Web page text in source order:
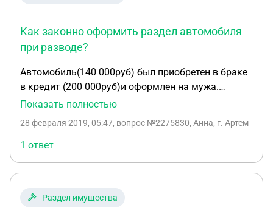
Как законно оформить раздел автомобиля
при разводе?
Автомобиль(140 000руб) был приобретен в браке
в кредит (200 000руб)и оформлен на мужа.
Кредит на 5 лет на жену. Через 1 год первый
стоимость которого немного выше(200 000руб).
Второй автомобиль не был оформлен ни на мужа
ни на жену, он остался в собственности прежнего
хозяина. После развода уже бывший муж занял
автомобиля, так как его отцу требовалась
Показать полностью
28 февраля 2019, 05:47, вопрос №2275830, Анна, г. Артем
1 ответ
Раздел имущества